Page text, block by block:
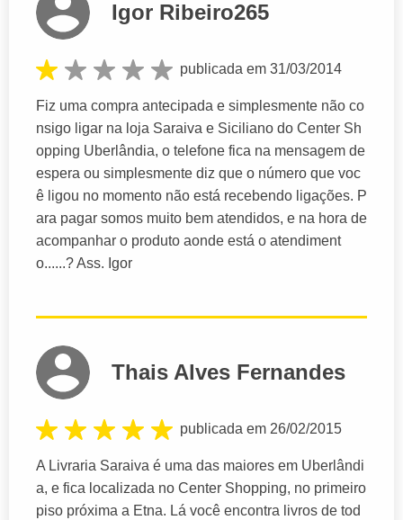
Igor Ribeiro265
publicada em 31/03/2014
Fiz uma compra antecipada e simplesmente não co
nsigo ligar na loja Saraiva e Siciliano do Center Sh
opping Uberlândia, o telefone fica na mensagem de
espera ou simplesmente diz que o número que voc
ê ligou no momento não está recebendo ligações. P
ara pagar somos muito bem atendidos, e na hora de
acompanhar o produto aonde está o atendiment
o......? Ass. Igor
Thais Alves Fernandes
publicada em 26/02/2015
A Livraria Saraiva é uma das maiores em Uberlândi
a, e fica localizada no Center Shopping, no primeiro
piso próxima a Etna. Lá você encontra livros de tod